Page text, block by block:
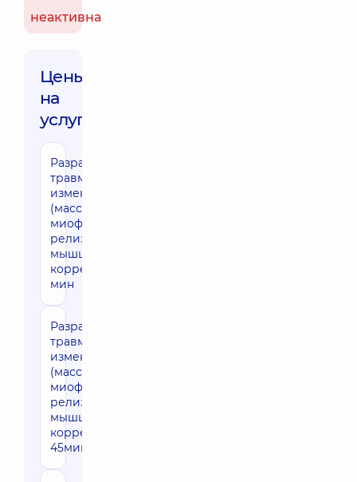
неактивна
Цены
на
услуги:
Разработка
травматических
изменений
(массаж, ЛФК,
миофасциальный
релиз, ПИР
мышц, суставная
коррекция) 30
мин
Разработка
травматических
изменений
(массаж, ЛФК,
миофасциальный
релиз, ПИР
мышц, суставная
коррекция)
45мин